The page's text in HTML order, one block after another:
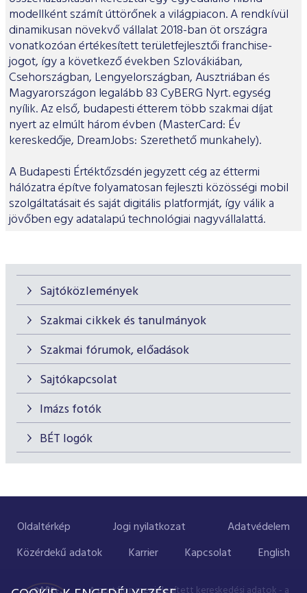
Sajtóközlemények
Szakmai cikkek és tanulmányok
Szakmai fórumok, előadások
Sajtókapcsolat
Imázs fotók
BÉT logók
modellként számít úttörőnek a világpiacon. A rendkívül
dinamikusan növekvő vállalat 2018-ban öt országra
vonatkozóan értékesített területfejlesztői franchise-
jogot, így a következő években Szlovákiában,
Csehországban, Lengyelországban, Ausztriában és
Magyarországon legalább 83 CyBERG Nyrt. egység
nyílik. Az első, budapesti étterem több szakmai díjat
nyert az elmúlt három évben (MasterCard: Év
kereskedője, DreamJobs: Szerethető munkahely).
A Budapesti Értéktőzsdén jegyzett cég az éttermi
hálózatra építve folyamatosan fejleszti közösségi mobil
szolgáltatásait és saját digitális platformját, így válik a
jövőben egy adatalapú technológiai nagyvállalattá.
Oldaltérkép Jogi nyilatkozat
Adatvédelem
Közérdekű adatok
Karrier Kapcsolat English